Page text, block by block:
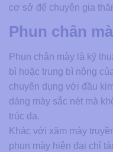
cơ sở để chuyên gia
Phun chân
Phun chân mày là kỹ
bì hoặc trung bì nông
chuyên dụng với đầu
dáng mày sắc nét mà
trúc da.
Khác với xăm mày
phun mày hiện đại chỉ